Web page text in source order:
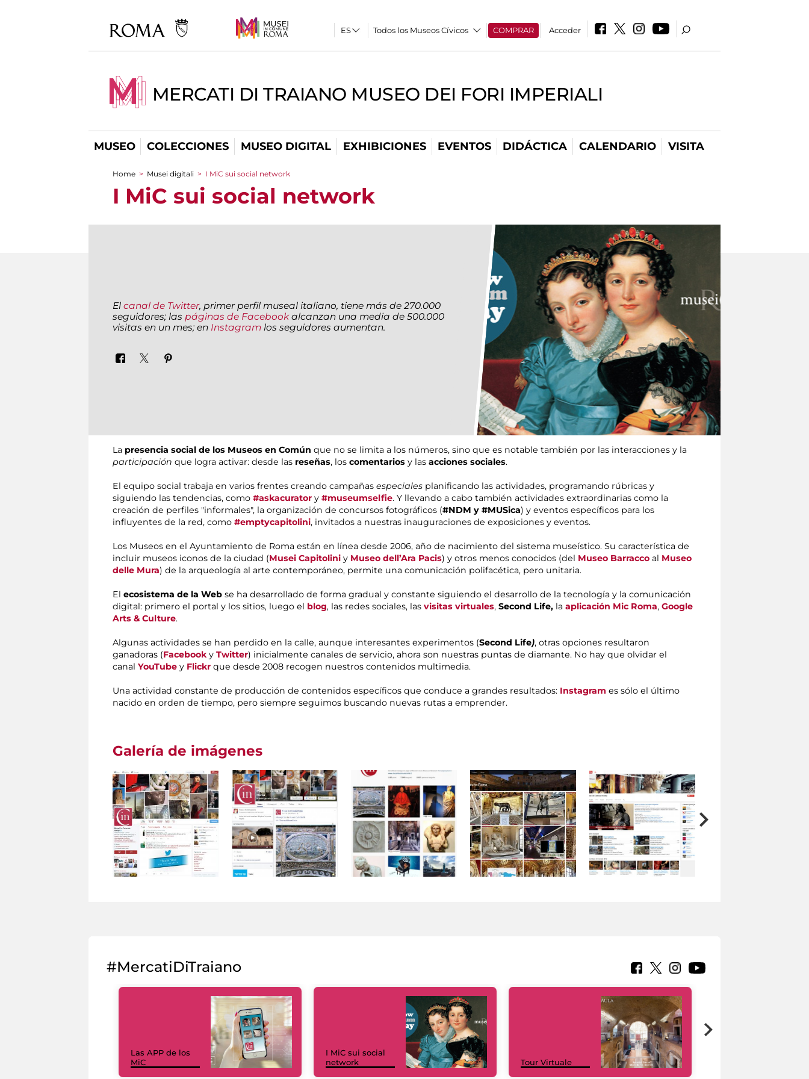
Todos los Museos Cívicos COMPRAR Acceder
MERCATI DI TRAIANO MUSEO DEI FORI IMPERIALI
MUSEO COLECCIONES MUSEO DIGITAL EXHIBICIONES EVENTOS DIDÁCTICA CALENDARIO VISITA
You are here
Home > Musei digitali > I MiC sui social network
I MiC sui social network
El canal de Twitter, primer perfil museal italiano, tiene más de 270.000
seguidores; las páginas de Facebookalcanzan una media de 500.000
visitas en un mes; en Instagram los seguidores aumentan.
La presencia social de los Museos en Común que no se limita a los números, sino que es notable también por las interacciones y la
participación que logra activar: desde las reseñas, los comentarios y las acciones sociales.
El equipo social trabaja en varios frentes creando campañas especiales planificando las actividades, programando rúbricas y
siguiendo las tendencias, como #askacurator y #museumselfie. Y llevando a cabo también actividades extraordinarias como la
creación de perfiles "informales", la organización de concursos fotográficos (#NDM y #MUSica) y eventos específicos para los
influyentes de la red, como #emptycapitolini, invitados a nuestras inauguraciones de exposiciones y eventos.
Los Museos en el Ayuntamiento de Roma están en línea desde 2006, año de nacimiento del sistema museístico. Su característica de
incluir museos iconos de la ciudad (Musei Capitolini y Museo dell’Ara Pacis) y otros menos conocidos (del Museo Barracco al Museo
delle Mura) de la arqueología al arte contemporáneo, permite una comunicación polifacética, pero unitaria.
El ecosistema de la Web se ha desarrollado de forma gradual y constante siguiendo el desarrollo de la tecnología y la comunicación
digital: primero el portal y los sitios, luego el blog, las redes sociales, las visitas virtuales, Second Life, la aplicación Mic Roma, Google
Arts & Culture.
Algunas actividades se han perdido en la calle, aunque interesantes experimentos (Second Life), otras opciones resultaron
ganadoras (Facebook y Twitter) inicialmente canales de servicio, ahora son nuestras puntas de diamante. No hay que olvidar el
canal YouTube y Flickr que desde 2008 recogen nuestros contenidos multimedia.
Una actividad constante de producción de contenidos específicos que conduce a grandes resultados: Instagram es sólo el último
nacido en orden de tiempo, pero siempre seguimos buscando nuevas rutas a emprender.
Galería de imágenes
#MercatiDiTraiano
Las APP de los
MiC
I MiC sui social
network
Tour Virtuale